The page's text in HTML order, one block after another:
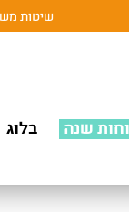
שיטות
שנה בלוג